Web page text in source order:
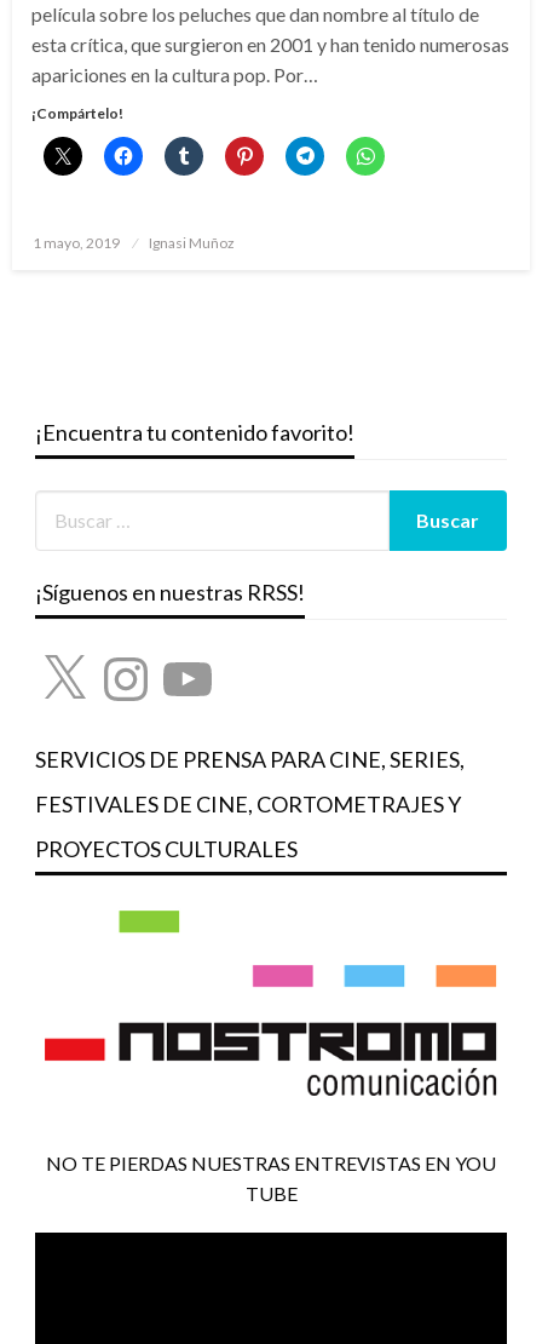
película sobre los peluches que dan nombre al título de
esta crítica, que surgieron en 2001 y han tenido numerosas
apariciones en la cultura pop. Por…
¡Compártelo!
Publicado
1 mayo, 2019 Ignasi Muñoz
¡Encuentra tu contenido favorito!
¡Síguenos en nuestras RRSS!
X InstagramYouTube
SERVICIOS DE PRENSA PARA CINE, SERIES,
FESTIVALES DE CINE, CORTOMETRAJES Y
PROYECTOS CULTURALES
NO TE PIERDAS NUESTRAS ENTREVISTAS EN YOU
TUBE